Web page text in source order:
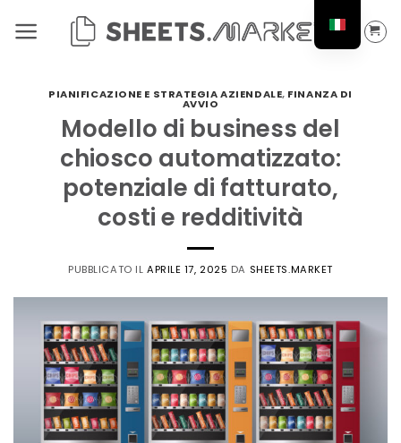
PIANIFICAZIONE E STRATEGIA AZIENDALE, FINANZA DI
AVVIO
Modello di business del
chiosco automatizzato:
potenziale di fatturato,
costi e redditività
PUBBLICATO IL APRILE 17, 2025 DA SHEETS.MARKET